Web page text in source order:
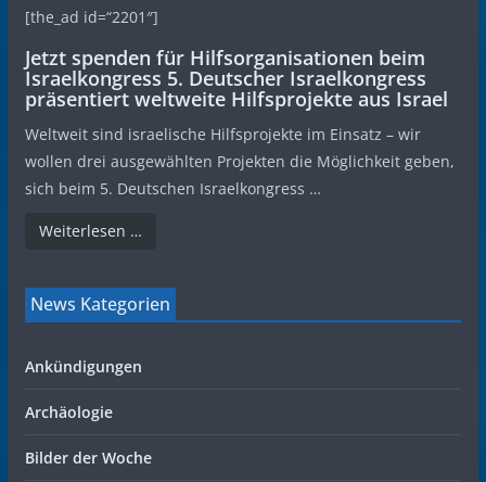
[the_ad id=“2201″]
Jetzt spenden für Hilfsorganisationen beim
Israelkongress 5. Deutscher Israelkongress
präsentiert weltweite Hilfsprojekte aus Israel
Weltweit sind israelische Hilfsprojekte im Einsatz – wir
wollen drei ausgewählten Projekten die Möglichkeit geben,
sich beim 5. Deutschen Israelkongress …
Weiterlesen …
News Kategorien
Ankündigungen
Archäologie
Bilder der Woche